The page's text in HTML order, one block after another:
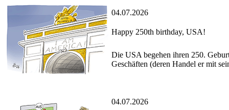
04.07.2026
Happy 250th birthday, USA!
Die USA begehen ihren 250.
Geschäften (deren Handel er mit
04.07.2026